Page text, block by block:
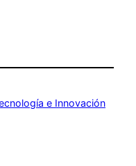
e Innovación